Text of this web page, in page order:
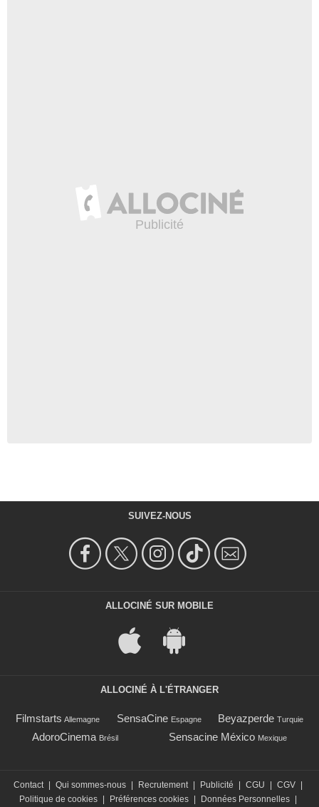
SUIVEZ-NOUS
ALLOCINÉ SUR MOBILE
ALLOCINÉ À L'ÉTRANGER
Filmstarts Allemagne SensaCine Espagne Beyazperde Turquie
AdoroCinema Brésil Sensacine México Mexique
Contact Qui sommes-nous Recrutement Publicité CGU CGV
Politique de cookies
Préférences cookies Données Personnelles